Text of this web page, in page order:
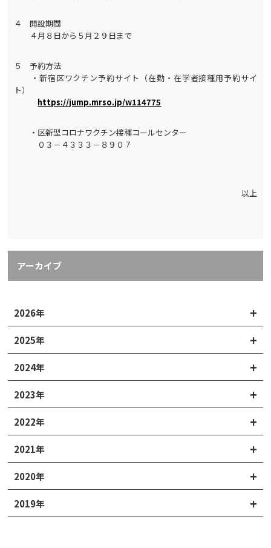
４ 開設期間
４月８日から５月２９日まで
５ 予約方法
・新宿区ワクチン予約サイト（在勤・在学者接種用予約サイ
ト）
https://jump.mrso.jp/w114775
・区新型コロナワクチン接種コールセンター
０３－４３３３－８９０７
以上
アーカイブ
2026年
2025年
2024年
2023年
2022年
2021年
2020年
2019年